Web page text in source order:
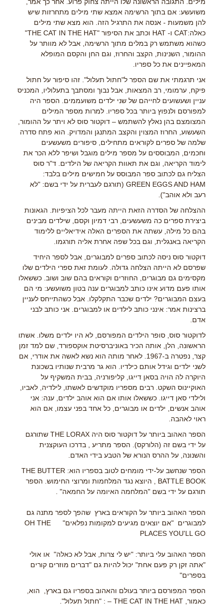
משועשע: אם בתוך הרשימה אמצא שתי מילים מתחרזות שיש
להן משמעות - אנסה את התרגיל הזה. הוא מצא שתי מילים
כאלה:CAT ו- HAT וכתב את הסיפור "THE CAT IN THE HAT"
כשהוא משתמש רק במלים מתוך הרשימה, אבל לא מוותר על
ההומור, השנינות, הקצב והחרוז, וגם החן והקסם המופלא
המאפיינים את כל ספריו.
אני תרגמתי את שם הספר ל"חתול תעלול". זהו סיפור על חתול
פיקח, ערמומי, רב המצאות, אבל נבוך ומסתבך בתעלוליו, המכניס
עניין ושעשועים לחייהם של שני ילדים משועממים. הספר היה
למפורסם ולנפוץ ביותר בכל ספריו. למרות מספר המילים
המצומצם בהן נאלץ להשתמש – דוקטור סוס לא ויתר על ההומור,
השעשוע, החרוז המצוין והקצב המתנגן והמדויק. הוא פתח סדרה
שלמה של ספרים לקוראים מתחילים, סיפורים משעשעים
וחכמים, המבוססים על מספר מילים מוגבל ושיפר ללא הכר את
לימוד הקריאה, וגם את תאוות הקריאה של הילדים. ד"ר סוס
הצליח גם לכתוב ספר המבוסס על חמישים מילים בלבד:
GREEN EGGS AND HAM (תורגם לעברית על ידי בשם: "לא
רעב ולא אוהב").
ההצלחה של הסדרה הזאת הייתה מעבר לכל הציפיות. הגאונות
ביצירת ספרים כה משעשעים, רבי דמיון וקסם, שילדים מבינים
בהם כל מילה, עשתה את הספרים האלה אידיאליים ללימוד
הקריאה באנגלית, וגם בכל שפה אחרת אליה תורגמו.
דוקטור סוס ניסה לכתוב ספרים למבוגרים, אבל לספר היחיד
שפרסם לא הייתה הצלחה גדולה. לעומת זאת ספרי הילדים שלו
מקסימים גם מבוגרים, החוזרים וקוראים בהם שוב ושוב. כששאלו
אותו פעם מדוע אינו כותב למבוגרים ענה בטון משועשע: מי הם
בעצם המבוגרים? ילדים שכבר התקלקלו. אבל כשהתייחס לעניין
ברצינות אמר: אינני כותב לילדים או למבוגרים. אני כותב לבני
אדם.
לדוקטור סוס, סופר הילדים המפורסם, לא היו ילדים משלו. אשתו
הראשונה, הלן, אותה הכיר באוניברסיטת אוקספורד, שם למד זמן
קצר, נפטרה ב-1967. לאחר מותה הוא נשא לאשה את אודרי, אם
לשני ילדים וגידל אותם כילדיו. הוא גר מרבית שנותיו בשכונת
היוקרה לה הויה בסאן דייגו, קליפורניה, בבית המשקיף על
האוקיינוס השקט. רבים מספריו מוקדשים לאשתו, לילדיה, לאביו,
ולילדי סאן דייגו. כששאלו אותו אם הוא אוהב ילדים, ענה: אני
אוהב אנשים, ילדים או מבוגרים, כל אחד בפני עצמו, אם הוא
ראוי לאהבה.
הספר האהוב ביותר על דוקטור סוס היה THE LORAX שתורגם
על ידי בשם זה (הלורקס). הספר מתריע , בדרכו העוקצנית
והשנונה, על ההרס הנורא של הטבע בידי האדם.
הספר שנחשב על-ידי מומחים לטוב בספריו הוא: THE BUTTER
BATTLE BOOK , היוצא נגד המלחמות ומרוצי החימוש. הספר
תורגם על ידי בשם "המלחמה האיומה על החמאה" .
הספר האהוב ביותר על הקוראים בארץ שהפך לספר מתנה גם
למבוגרים "אם יוצאים מגיעים למקומות נפלאים" OH THE
PLACES YOU'LL GO
הספר האהוב עלי ביותר: "יש לי צרות, אבל לא כאלה" או אולי
"אתה זקן רק פעם אחת" יכול להיות גם "דברים מוזרים קורים
בספרים"
הספר המפורסם ביותר בעולם והאהוב בספריו גם בארץ, הוא,
כאמור, THE CAT IN THE HAT – : "חתול תעלול".